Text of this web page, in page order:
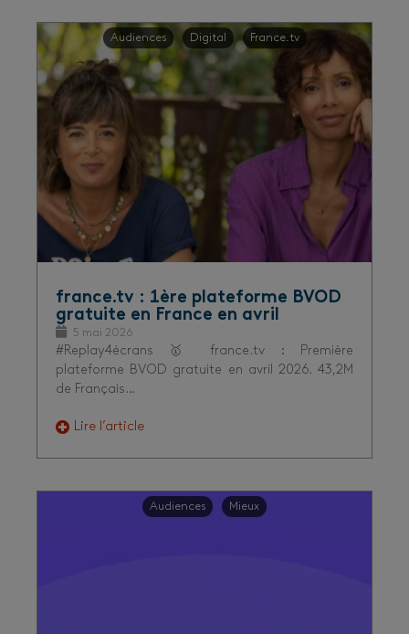
Audiences Digital France.tv
france.tv : 1ère plateforme BVOD
gratuite en France en avril
5 mai 2026
#Replay4écrans 🥇 france.tv : Première
plateforme BVOD gratuite en avril 2026. 43,2M
de Français…
Lire l’article
Audiences Mieux